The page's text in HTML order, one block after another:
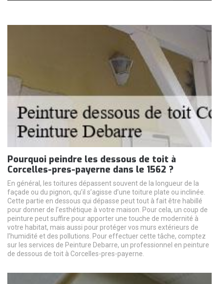
Pourquoi peindre les dessous de toit à
Corcelles-pres-payerne dans le 1562 ?
En général, les toitures dépassent souvent de la longueur de la
façade ou du pignon, qu’il s’agisse d’une toiture plate ou inclinée.
Cette partie en dessous qui dépasse peut tout à fait être habillé
pour donner de l’esthétique à votre maison. Pour cela, un coup de
peinture peut suffire pour apporter une touche de modernité à
votre habitat, mais aussi pour protéger vos murs extérieurs de
l’humidité et des pollutions. Pour effectuer cette tâche, comptez
sur les services de Peinture Debarre, un professionnel en peinture
de dessous de toit à Corcelles-pres-payerne.